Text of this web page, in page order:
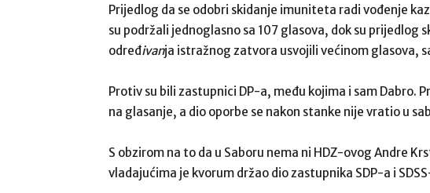
Prijedlog da se odobri skidanje imuniteta radi vođenje
su podržali jednoglasno sa 107 glasova, dok su prijedlog
određivanja istražnog zatvora usvojili većinom glasova,
Protiv su bili zastupnici DP-a, među kojima i sam Dabro.
na glasanje, a dio oporbe se nakon stanke nije vratio u
S obzirom na to da u Saboru nema ni HDZ-ovog Andre
vladajućima je kvorum držao dio zastupnika SDP-a i